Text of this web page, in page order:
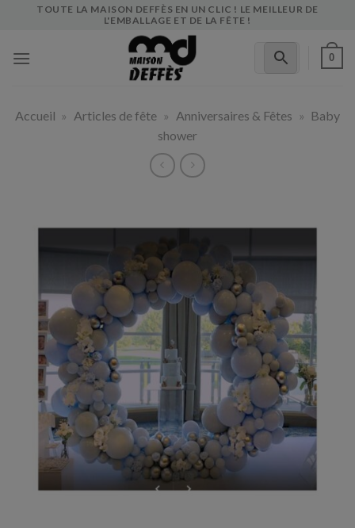
TOUTE LA MAISON DEFFÈS EN UN CLIC ! LE MEILLEUR DE
L'EMBALLAGE ET DE LA FÊTE !
0
Accueil » Articles de fête » Anniversaires & Fêtes » Baby
shower